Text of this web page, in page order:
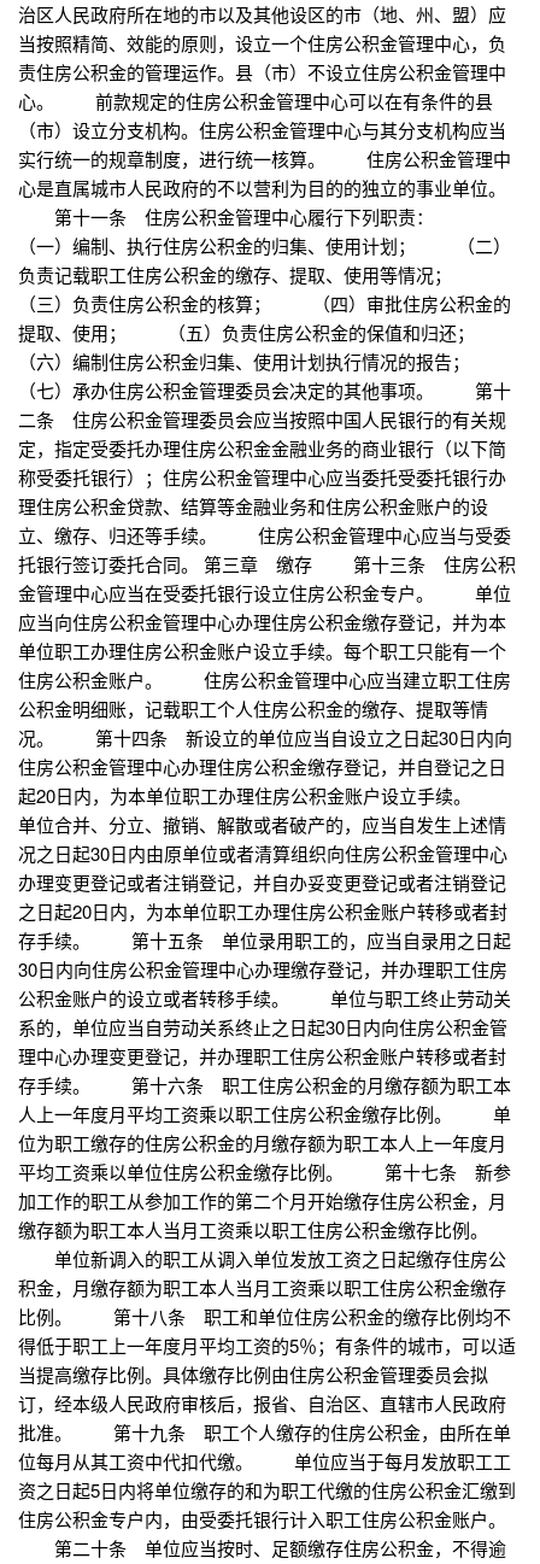
治区人民政府所在地的市以及其他设区的市（地、州、盟）应
当按照精简、效能的原则，设立一个住房公积金管理中心，负
责住房公积金的管理运作。县（市）不设立住房公积金管理中
心。 前款规定的住房公积金管理中心可以在有条件的县
（市）设立分支机构。住房公积金管理中心与其分支机构应当
实行统一的规章制度，进行统一核算。 住房公积金管理中
心是直属城市人民政府的不以营利为目的的独立的事业单位。
第十一条 住房公积金管理中心履行下列职责：
（一）编制、执行住房公积金的归集、使用计划； （二）
负责记载职工住房公积金的缴存、提取、使用等情况；
（三）负责住房公积金的核算； （四）审批住房公积金的
提取、使用； （五）负责住房公积金的保值和归还；
（六）编制住房公积金归集、使用计划执行情况的报告；
（七）承办住房公积金管理委员会决定的其他事项。 第十
二条 住房公积金管理委员会应当按照中国人民银行的有关规
定，指定受委托办理住房公积金金融业务的商业银行（以下简
称受委托银行）；住房公积金管理中心应当委托受委托银行办
理住房公积金贷款、结算等金融业务和住房公积金账户的设
立、缴存、归还等手续。 住房公积金管理中心应当与受委
托银行签订委托合同。 第三章 缴存 第十三条 住房公积
金管理中心应当在受委托银行设立住房公积金专户。 单位
应当向住房公积金管理中心办理住房公积金缴存登记，并为本
单位职工办理住房公积金账户设立手续。每个职工只能有一个
住房公积金账户。 住房公积金管理中心应当建立职工住房
公积金明细账，记载职工个人住房公积金的缴存、提取等情
况。 第十四条 新设立的单位应当自设立之日起30日内向
住房公积金管理中心办理住房公积金缴存登记，并自登记之日
起20日内，为本单位职工办理住房公积金账户设立手续。
单位合并、分立、撤销、解散或者破产的，应当自发生上述情
况之日起30日内由原单位或者清算组织向住房公积金管理中心
办理变更登记或者注销登记，并自办妥变更登记或者注销登记
之日起20日内，为本单位职工办理住房公积金账户转移或者封
存手续。 第十五条 单位录用职工的，应当自录用之日起
30日内向住房公积金管理中心办理缴存登记，并办理职工住房
公积金账户的设立或者转移手续。 单位与职工终止劳动关
系的，单位应当自劳动关系终止之日起30日内向住房公积金管
理中心办理变更登记，并办理职工住房公积金账户转移或者封
存手续。 第十六条 职工住房公积金的月缴存额为职工本
人上一年度月平均工资乘以职工住房公积金缴存比例。 单
位为职工缴存的住房公积金的月缴存额为职工本人上一年度月
平均工资乘以单位住房公积金缴存比例。 第十七条 新参
加工作的职工从参加工作的第二个月开始缴存住房公积金，月
缴存额为职工本人当月工资乘以职工住房公积金缴存比例。
单位新调入的职工从调入单位发放工资之日起缴存住房公
积金，月缴存额为职工本人当月工资乘以职工住房公积金缴存
比例。 第十八条 职工和单位住房公积金的缴存比例均不
得低于职工上一年度月平均工资的5％；有条件的城市，可以适
当提高缴存比例。具体缴存比例由住房公积金管理委员会拟
订，经本级人民政府审核后，报省、自治区、直辖市人民政府
批准。 第十九条 职工个人缴存的住房公积金，由所在单
位每月从其工资中代扣代缴。 单位应当于每月发放职工工
资之日起5日内将单位缴存的和为职工代缴的住房公积金汇缴到
住房公积金专户内，由受委托银行计入职工住房公积金账户。
第二十条 单位应当按时、足额缴存住房公积金，不得逾